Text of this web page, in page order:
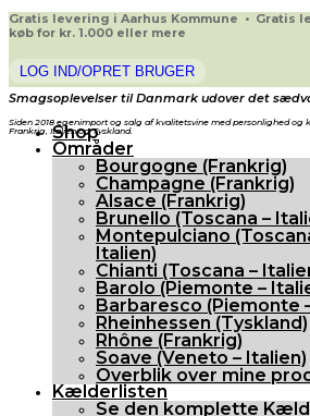
Gratis levering i Aarhus Kommune • Gratis
køb for kr. 1.000 eller mere
LOG IND/OPRET BRUGER
Smagsoplevelser til Danmark udover det
Siden 2018 egenimport og salg af kvalitetsvine med personlighed og
Frankrig, Italien og Tyskland.
Shop
Områder
Bourgogne (Frankrig)
Champagne (Frankrig)
Alsace (Frankrig)
Brunello (Toscana –
Montepulciano
Italien)
Chianti (Toscana –
Barolo (Piemonte –
Barbaresco (Piemonte
Rheinhessen (Tyskland)
Rhône (Frankrig)
Soave (Veneto – Italien)
Overblik over mine
Kælderlisten
Se den komplette